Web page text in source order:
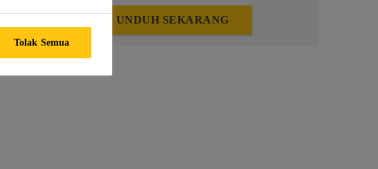
UNDUH SEKARANG
Tolak Semua